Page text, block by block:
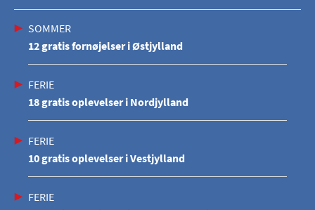
SOMMER
12 gratis fornøjelser i Østjylland
FERIE
18 gratis oplevelser i Nordjylland
FERIE
10 gratis oplevelser i Vestjylland
FERIE